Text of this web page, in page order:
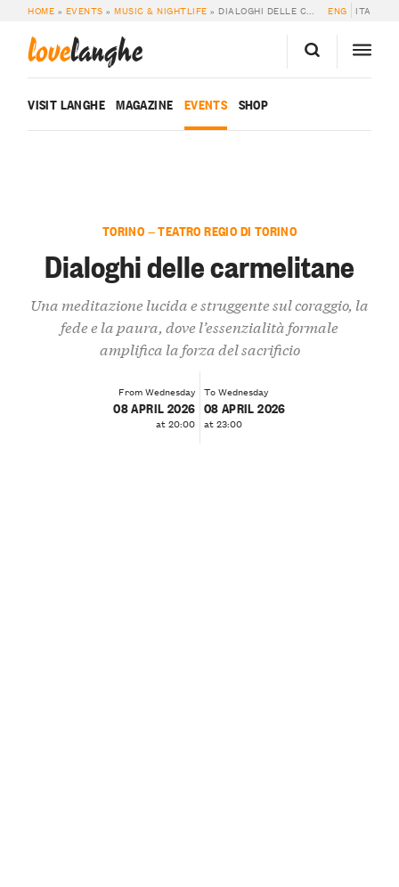
HOME » EVENTS »MUSIC & NIGHTLIFE » DIALOGHI DELLE CARMELITANE ENG ITA
lovelanghe
VISIT LANGHE MAGAZINE EVENTS SHOP
TORINO — TEATRO REGIO DI TORINO
Dialoghi delle carmelitane
Una meditazione lucida e struggente sul coraggio, la
fede e la paura, dove l’essenzialità formale
amplifica la forza del sacrificio
From Wednesday
08 APRIL 2026
at 20:00
To Wednesday
08 APRIL 2026
at 23:00